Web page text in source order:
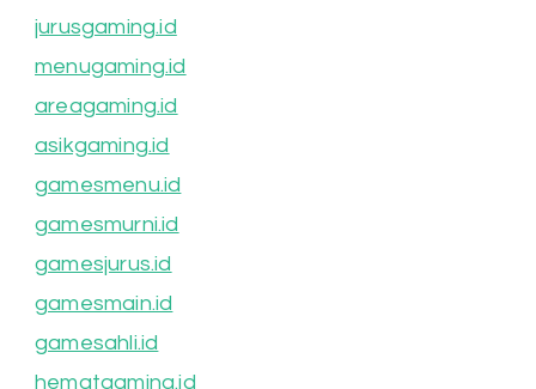
jurusgaming.id
menugaming.id
areagaming.id
asikgaming.id
gamesmenu.id
gamesmurni.id
gamesjurus.id
gamesmain.id
gamesahli.id
hematgaming.id